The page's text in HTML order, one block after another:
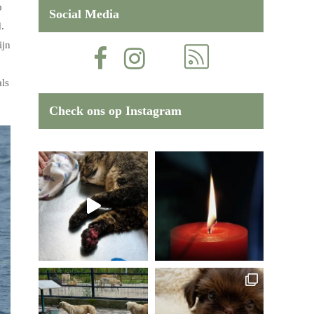
Social Media
Check ons op Instagram